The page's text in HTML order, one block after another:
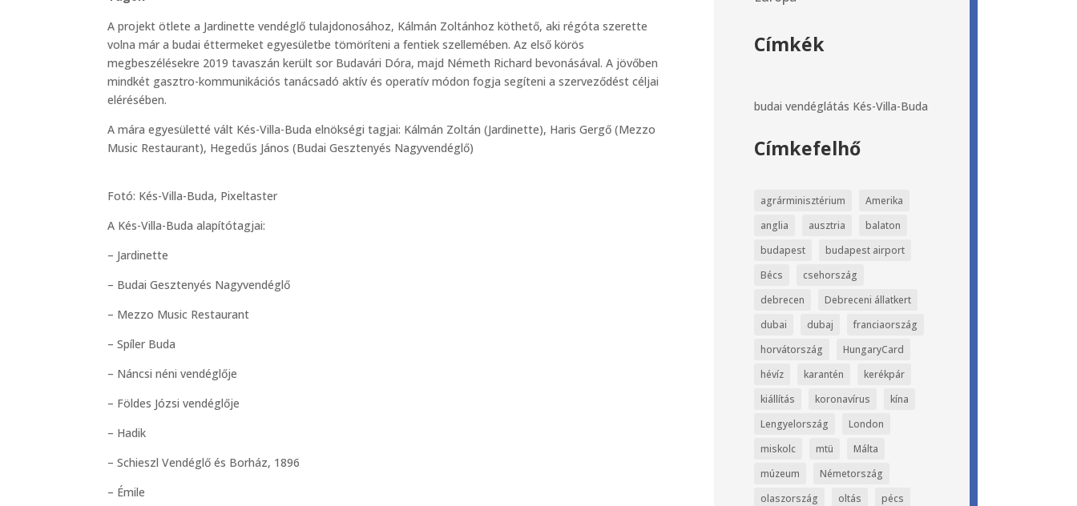
A projekt ötlete a Jardinette vendéglő tulajdonosához, Kálmán Zoltánhoz köthető, aki régóta szerette
volna már a budai éttermeket egyesületbe tömöríteni a fentiek szellemében. Az első körös
megbeszélésekre 2019 tavaszán került sor Budavári Dóra, majd Németh Richard bevonásával. A jövőben
mindkét gasztro-kommunikációs tanácsadó aktív és operatív módon fogja segíteni a szerveződést céljai
elérésében.
A mára egyesületté vált Kés-Villa-Buda elnökségi tagjai: Kálmán Zoltán (Jardinette), Haris Gergő (Mezzo
Music Restaurant), Hegedűs János (Budai Gesztenyés Nagyvendéglő)
Fotó: Kés-Villa-Buda, Pixeltaster
A Kés-Villa-Buda alapítótagjai:
– Jardinette
– Budai Gesztenyés Nagyvendéglő
– Mezzo Music Restaurant
– Spíler Buda
– Náncsi néni vendéglője
– Földes Józsi vendéglője
– Hadik
– Schieszl Vendéglő és Borház, 1896
– Émile
Címkék
budai vendéglátás Kés-Villa-Buda
Címkefelhő
agrárminisztérium
Amerika
anglia
ausztria
balaton
budapest
budapest airport
Bécs
csehország
debrecen
Debreceni állatkert
dubai
dubaj
franciaország
horvátország
HungaryCard
hévíz
karantén
kerékpár
kiállítás
koronavírus
kína
Lengyelország
London
miskolc
mtü
Málta
múzeum
Németország
olaszország
oltás
pécs